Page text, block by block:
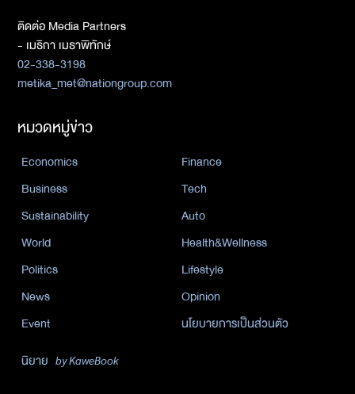
ติดต่อ Media Partners
- เมธิกา เมธาพิทักษ์
02-338-3198
metika_met@nationgroup.com
หมวดหมู่ข่าว
Economics
Finance
Business
Tech
Sustainability
Auto
World
Health&Wellness
Politics
Lifestyle
News
Opinion
Event
นโยบายการเป็นส่วนตัว
นิยาย by KaweBook